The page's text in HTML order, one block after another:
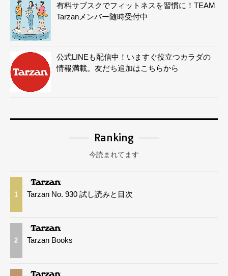
有料サブスクでフィットネスを習慣に！TEAM
Tarzanメンバー随時受付中
公式LINEも配信中！いますぐ役立つカラダの
情報満載。友だち追加はこちらから
Ranking
今読まれてます
1 Tarzan No. 930 試し読みと目次
2 Tarzan Books